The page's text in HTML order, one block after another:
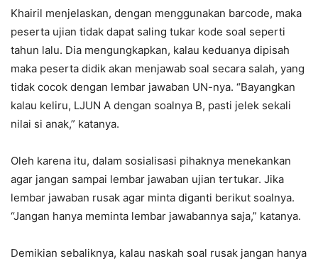
Khairil menjelaskan, dengan menggunakan barcode, maka
peserta ujian tidak dapat saling tukar kode soal seperti
tahun lalu. Dia mengungkapkan, kalau keduanya dipisah
maka peserta didik akan menjawab soal secara salah, yang
tidak cocok dengan lembar jawaban UN-nya. “Bayangkan
kalau keliru, LJUN A dengan soalnya B, pasti jelek sekali
nilai si anak,” katanya.
Oleh karena itu, dalam sosialisasi pihaknya menekankan
agar jangan sampai lembar jawaban ujian tertukar. Jika
lembar jawaban rusak agar minta diganti berikut soalnya.
“Jangan hanya meminta lembar jawabannya saja,” katanya.
Demikian sebaliknya, kalau naskah soal rusak jangan hanya